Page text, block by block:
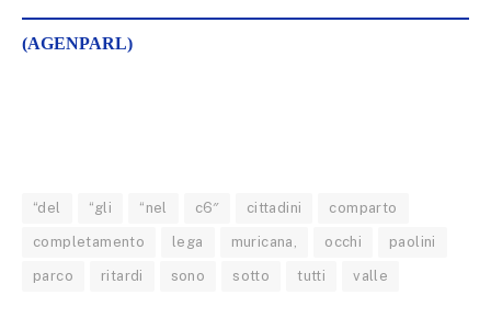
(AGENPARL)
“del “gli “nel c6″ cittadini comparto
completamento lega muricana, occhi paolini
parco ritardi sono sotto tutti valle